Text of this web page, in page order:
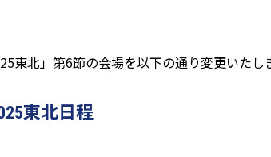
北」第6節の会場を以下の通り変更いたし
東北日程